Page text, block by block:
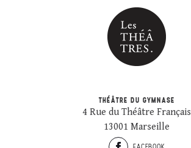
THÉÂTRE DU GYMNASE
4 Rue du Théâtre Français
13001 Marseille